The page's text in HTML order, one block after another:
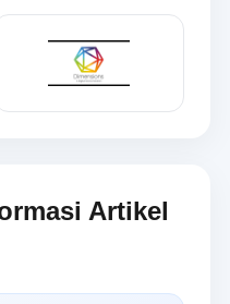
Artikel